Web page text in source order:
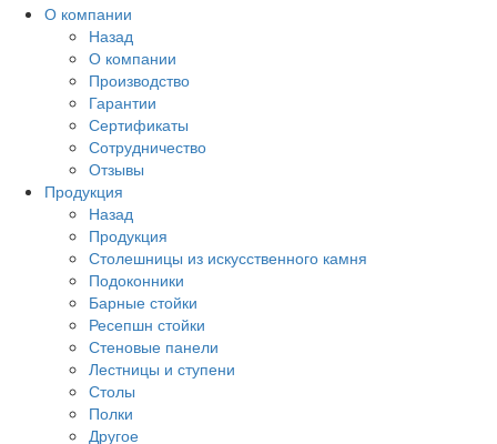
О компании
Назад
О компании
Производство
Гарантии
Сертификаты
Сотрудничество
Отзывы
Продукция
Назад
Продукция
Столешницы из искусственного камня
Подоконники
Барные стойки
Ресепшн стойки
Стеновые панели
Лестницы и ступени
Столы
Полки
Другое